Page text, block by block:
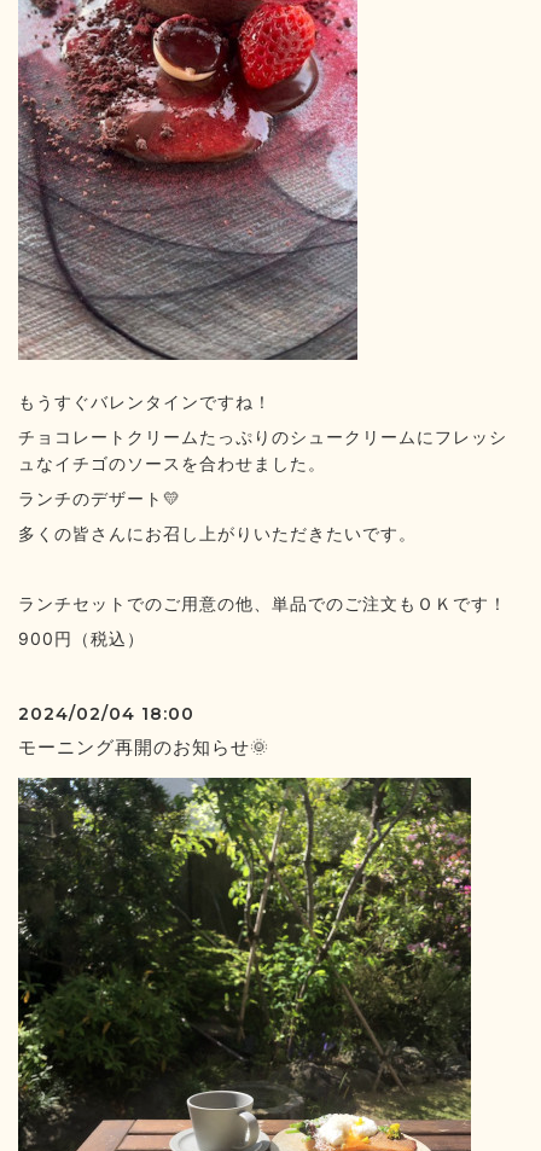
もうすぐバレンタインですね！
チョコレートクリームたっぷりのシュークリームにフレッシ
ュなイチゴのソースを合わせました。
ランチのデザート💛
多くの皆さんにお召し上がりいただきたいです。
ランチセットでのご用意の他、単品でのご注文もＯＫです！
900円（税込）
2024/02/04 18:00
モーニング再開のお知らせ🌞